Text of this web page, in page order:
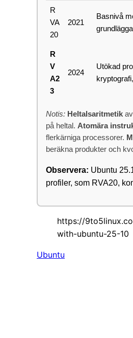
R
VA
20
2021
Basnivå
R
V
A2
3
2024
Utökad
Notis: Heltalsaritmetik
på heltal. Atomära
flerkärniga processorer.
beräkna produkter och
Observera: Ubuntu
profiler, som RVA20,
https://
with-ubuntu-25-10
Ubuntu